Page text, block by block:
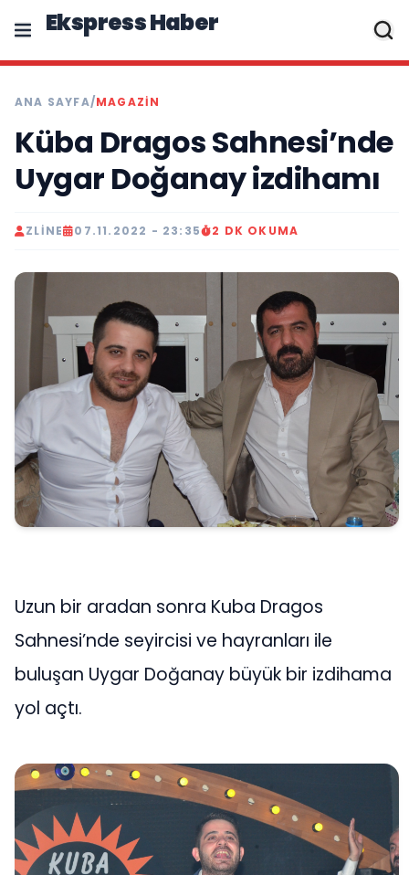
Ekspress Haber
ANA SAYFA/MAGAZIN
Küba Dragos Sahnesi’nde
Uygar Doğanay izdihamı
ZLINE 07.11.2022 - 23:35 2 DK OKUMA
Uzun bir aradan sonra Kuba Dragos
Sahnesi’nde seyircisi ve hayranları ile
buluşan Uygar Doğanay büyük bir izdihama
yol açtı.